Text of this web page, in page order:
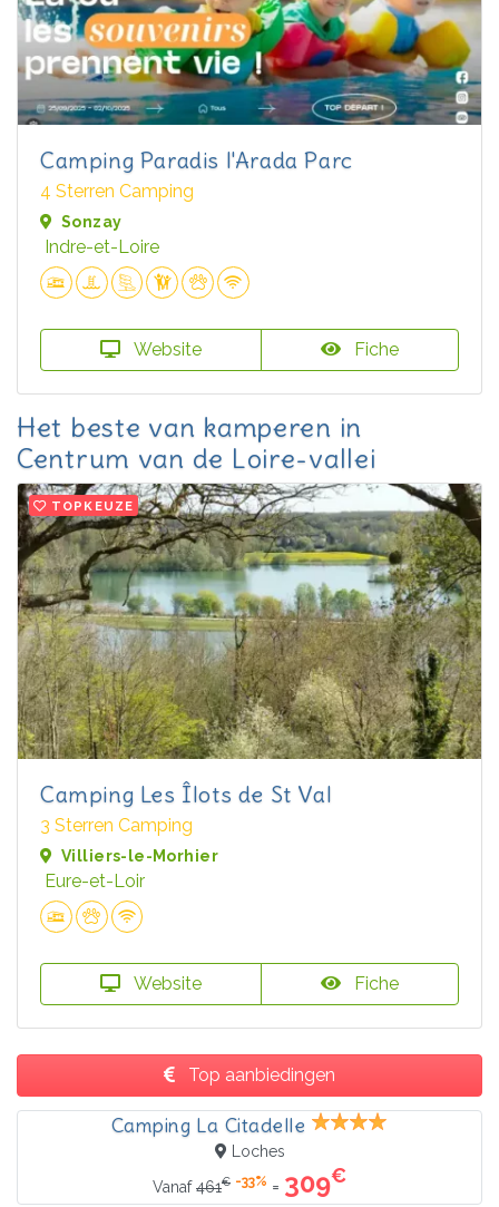
Camping Paradis l'Arada Parc
4 Sterren Camping
Sonzay
Indre-et-Loire
Website Fiche
Het beste van kamperen in
Centrum van de Loire-vallei
TOPKEUZE
Camping Les Îlots de St Val
3 Sterren Camping
Villiers-le-Morhier
Eure-et-Loir
Website Fiche
Top aanbiedingen
Camping La Citadelle
Loches
Vanaf461€ -33% = 309€